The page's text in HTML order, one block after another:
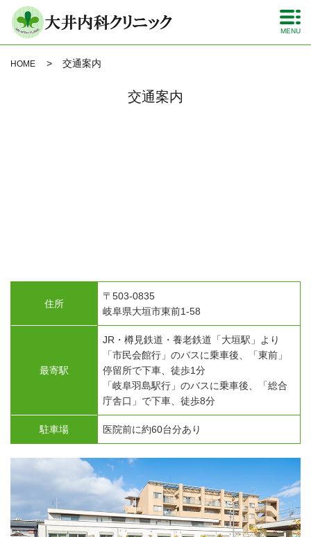
MENU
HOME 交通案内
交通案内
住所
〒503-0835
岐阜県大垣市東前1-58
最寄駅
JR・樽見鉄道・養老鉄道「大垣駅」より
「市民会館行」のバスに乗車後、「東前」
停留所で下車、徒歩1分
「岐阜羽島駅行」のバスに乗車後、「総合
庁舎口」で下車、徒歩8分
駐車場 医院前に約60台分あり